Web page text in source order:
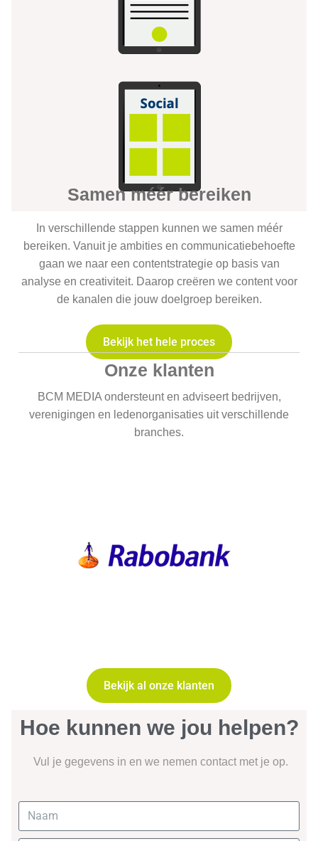
Samen méér bereiken
In verschillende stappen kunnen we samen méér
bereiken. Vanuit je ambities en communicatiebehoefte
gaan we naar een contentstrategie op basis van
analyse en creativiteit. Daarop creëren we content voor
de kanalen die jouw doelgroep bereiken.
Bekijk het hele proces
Onze klanten
BCM MEDIA ondersteunt en adviseert bedrijven,
verenigingen en ledenorganisaties uit verschillende
branches.
Bekijk al onze klanten
Hoe kunnen we jou helpen?
Vul je gegevens in en we nemen contact met je op.